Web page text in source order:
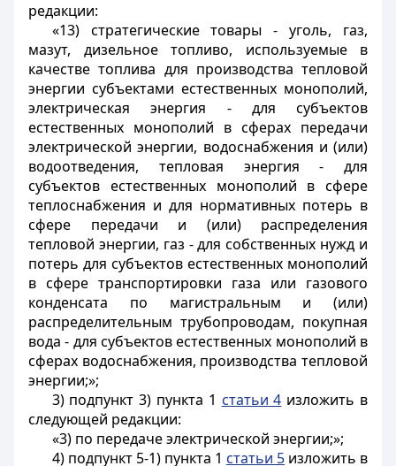
редакции:
«13) стратегические товары - уголь, газ,
мазут, дизельное топливо, используемые в
качестве топлива для производства тепловой
энергии субъектами естественных монополий,
электрическая энергия - для субъектов
естественных монополий в сферах передачи
электрической энергии, водоснабжения и (или)
водоотведения, тепловая энергия - для
субъектов естественных монополий в сфере
теплоснабжения и для нормативных потерь в
сфере передачи и (или) распределения
тепловой энергии, газ - для собственных нужд и
потерь для субъектов естественных монополий
в сфере транспортировки газа или газового
конденсата по магистральным и (или)
распределительным трубопроводам, покупная
вода - для субъектов естественных монополий в
сферах водоснабжения, производства тепловой
энергии;»;
3) подпункт 3) пункта 1 статьи 4 изложить в
следующей редакции:
«3) по передаче электрической энергии;»;
4) подпункт 5-1) пункта 1 статьи 5изложить в